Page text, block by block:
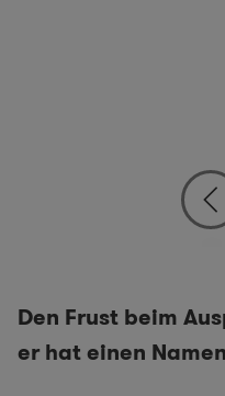
Den Frust beim
er hat einen